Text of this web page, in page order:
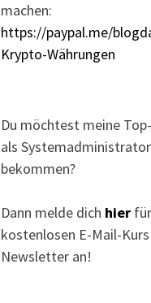
machen:
https://paypal.me/
Krypto-Währungen
Du möchtest meine
als
bekommen?
Dann melde dich hierfür
kostenlosen E-Mail-
Newsletter an!